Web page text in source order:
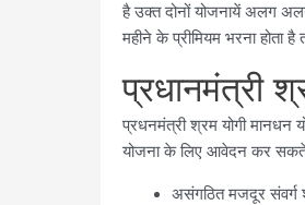
है उक्त दोनों योजनायें अलग
महीने के प्रीमियम भरना
प्रधानमंत्री
प्रधनमंत्री श्रम योगी
योजना के लिए आवेदन कर
असंगठित मजदूर संवर्ग